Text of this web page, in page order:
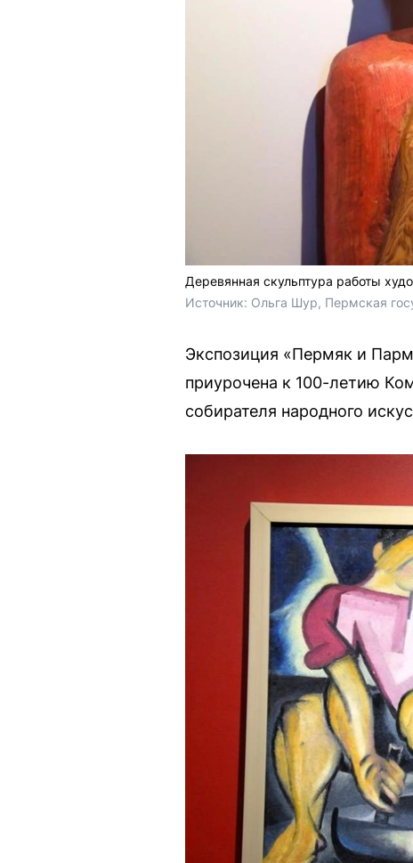
Деревянная скульптура работы
Источник: Ольга Шур, Пермская
Экспозиция «Пермяк и
приурочена к 100-летию
собирателя народного